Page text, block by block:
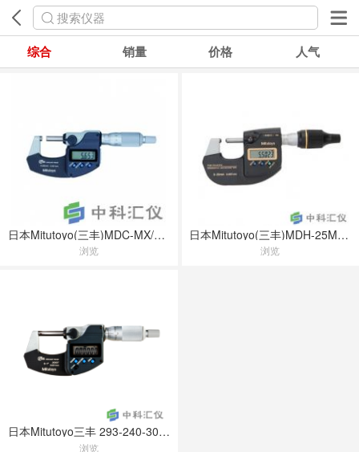
搜索仪器
综合 销量 价格 人气
日本Mitutoyo(三丰)MDC-MX/MXT/PX/PXT防冷却液千分尺
浏览
日本Mitutoyo(三丰)MDH-25MB高精度数显千分尺
浏览
日本Mitutoyo三丰 293-240-30数显千分尺
浏览